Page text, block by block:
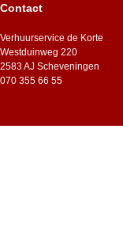
Contact
Verhuurservice de Korte
Westduinweg 220
2583 AJ Scheveningen
070 355 66 55